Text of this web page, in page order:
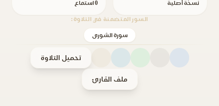
نسخة أصلية 0 استماع
السور المتضمنة في التلاوة:
سورة الشورى
تحميل التلاوة
ملف القارئ